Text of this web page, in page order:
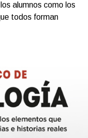
alumnos como los
todos forman